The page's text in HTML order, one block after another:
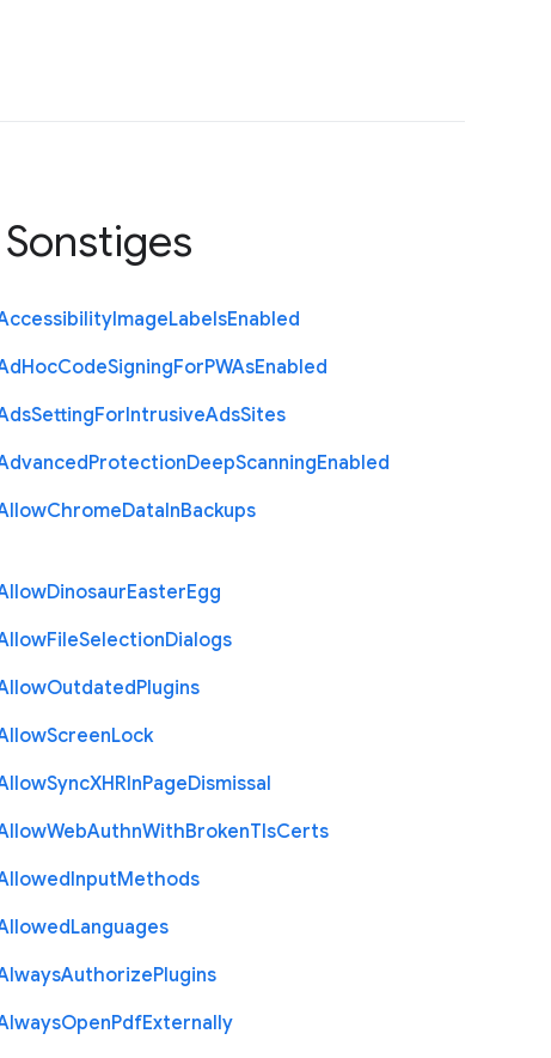
Sonstiges
ImageLabelsEnabled
HocCodeSigningForPWAsEnabled
SettingForIntrusiveAdsSites
ProtectionDeepScanningEnabled
ChromeDataInBackups
DinosaurEasterEgg
FileSelectionDialogs
OutdatedPlugins
ScreenLock
SyncXHRInPageDismissal
WebAuthnWithBrokenTlsCerts
InputMethods
Languages
AuthorizePlugins
OpenPdfExternally